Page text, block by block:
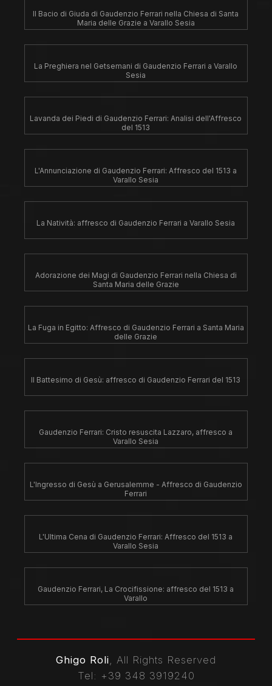
Il Bacio di Giuda di Gaudenzio Ferrari nella Chiesa di Santa
Maria delle Grazie a Varallo Sesia
La Preghiera nel Getsemani di Gaudenzio Ferrari a Varallo
Sesia
Lavanda dei Piedi di Gaudenzio Ferrari: Analisi dell'Affresco
del 1513
L'Annunciazione di Gaudenzio Ferrari: Affresco del 1513 a
Varallo Sesia
La Natività: affresco di Gaudenzio Ferrari a Varallo Sesia
Adorazione dei Magi di Gaudenzio Ferrari nella Chiesa di
Santa Maria delle Grazie
La Fuga in Egitto: Affresco di Gaudenzio Ferrari a Santa Maria
delle Grazie
Il Battesimo di Gesù: affresco di Gaudenzio Ferrari del 1513
Gaudenzio Ferrari: Cristo resuscita Lazzaro, affresco a
Varallo Sesia
L'Ingresso di Gesù a Gerusalemme - Affresco di Gaudenzio
Ferrari
L'Ultima Cena di Gaudenzio Ferrari: Affresco del 1513 a
Varallo Sesia
Gaudenzio Ferrari, La Crocifissione: affresco del 1513 a
Varallo
Ghigo Roli, All Rights Reserved
Tel : +39 348 3919240